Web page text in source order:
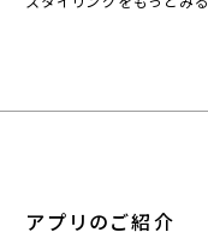
アプリのご紹介